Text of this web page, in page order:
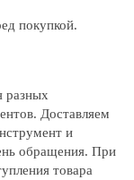
покупкой.
разных
Доставляем
и
обращения. При
товара